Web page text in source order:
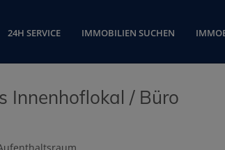
24H SERVICE IMMOBILIEN SUCHEN
Innenhoflokal / Büro